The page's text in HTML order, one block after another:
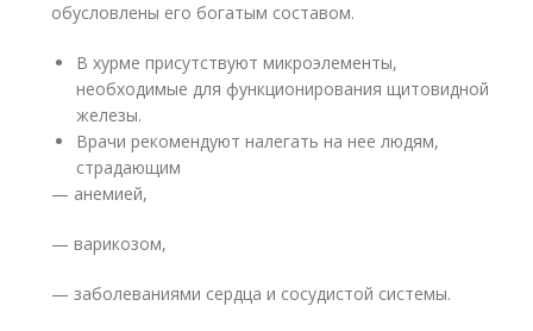
обусловлены его богатым составом.
В хурме присутствуют микроэлементы,
необходимые для функционирования щитовидной
железы.
Врачи рекомендуют налегать на нее людям,
страдающим
— анемией,
— варикозом,
— заболеваниями сердца и сосудистой системы.